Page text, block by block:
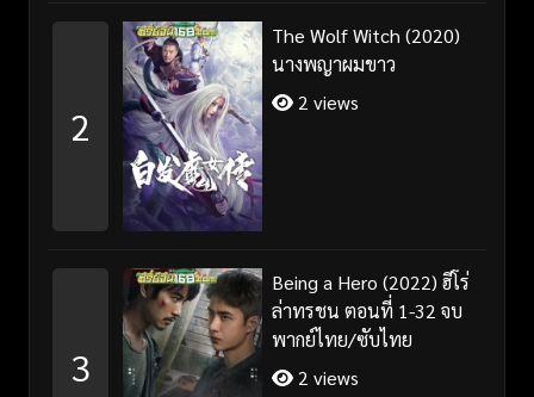
2
The Wolf Witch (2020)
นางพญาผมขาว
2 views
3
Being a Hero (2022) ฮีโร่
ล่าทรชน ตอนที่ 1-32 จบ
พากย์ไทย/ซับไทย
2 views